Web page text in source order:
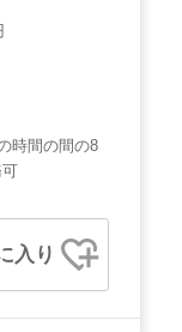
時間の間の8
入り